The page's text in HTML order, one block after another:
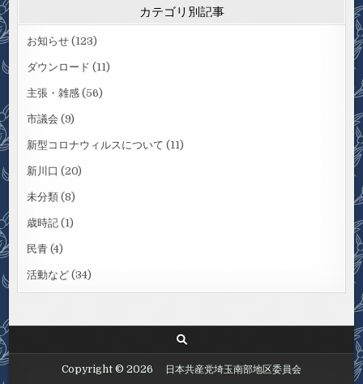
カテゴリ別記事
お知らせ (123)
ダウンロード (11)
主張・雑感 (56)
市議会 (9)
新型コロナウィルスについて (11)
新川口 (20)
未分類 (8)
歳時記 (1)
民青 (4)
活動など (34)
Copyright © 2026 日本共産党埼玉南部地区委員会